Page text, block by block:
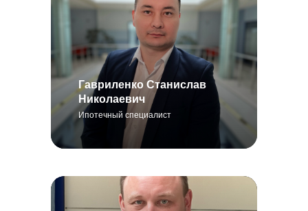
Гавриленко Станислав
Николаевич
Ипотечный специалист